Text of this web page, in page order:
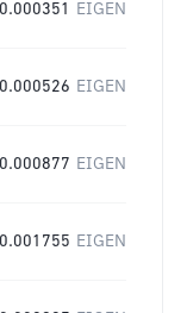
0.000351 EIGEN
0.000526 EIGEN
0.000877 EIGEN
0.001755 EIGEN